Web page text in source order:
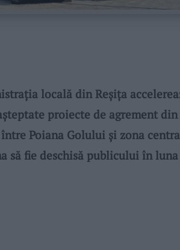
locală din Reșița
proiecte de agrement
Poiana Golului și zona
să fie deschisă publicului în